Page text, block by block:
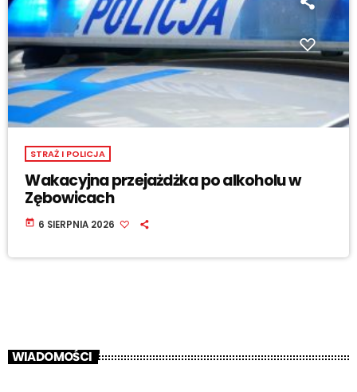
STRAŻ I POLICJA
Wakacyjna przejażdżka po alkoholu w
Zębowicach
today 6 SIERPNIA 2026
WIADOMOŚCI